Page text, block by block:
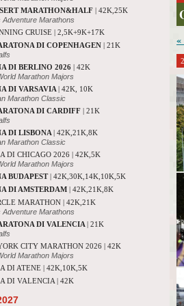
MARATHON&HALF | 42K,25K
Adventure Marathons
CRUISE | 2,5K+9K+17K
DI COPENHAGEN | 21K
DI BERLINO 2026 | 42K
Marathon Majors
DI VARSAVIA | 42K, 10K
Marathon Classic
DI CARDIFF | 21K
DI LISBONA | 42K,21K,8K
Marathon Classic
DI CHICAGO 2026 | 42K,5K
Marathon Majors
BUDAPEST| 42K,30K,14K,10K,5K
DI AMSTERDAM | 42K,21K,8K
MARATHON | 42K,21K
Adventure Marathons
DI VALENCIA | 21K
CITY MARATHON 2026 | 42K
Marathon Majors
DI ATENE | 42K,10K,5K
DI VALENCIA | 42K
«